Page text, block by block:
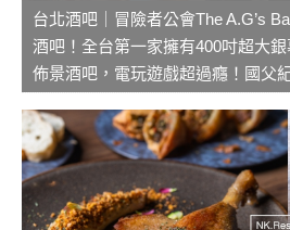
台北酒吧｜冒險者公會The A.G’s
酒吧！全台第一家擁有400吋超大
佈景酒吧，電玩遊戲超過癮！國父